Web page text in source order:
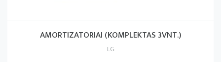
AMORTIZATORIAI (KOMPLEKTAS 3VNT.)
LG